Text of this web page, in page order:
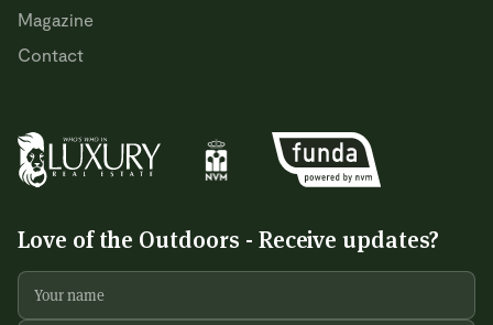
Magazine
Contact
Love of the Outdoors - Receive updates?